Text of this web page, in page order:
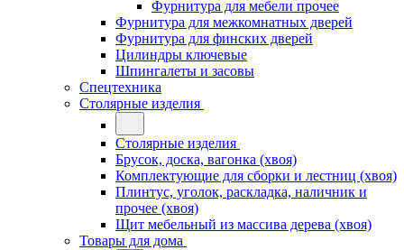
Фурнитура для мебели прочее
Фурнитура для межкомнатных дверей
Фурнитура для финских дверей
Цилиндры ключевые
Шпингалеты и засовы
Спецтехника
Столярные изделия
Столярные изделия
Брусок, доска, вагонка (хвоя)
Комплектующие для сборки и лестниц (хвоя)
Плинтус, уголок, раскладка, наличник и
прочее (хвоя)
Щит мебельный из массива дерева (хвоя)
Товары для дома